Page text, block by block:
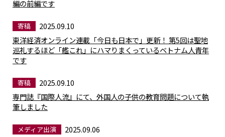
編の前編です
寄稿
2025.09.10
東洋経済オンライン連載「今日も日本で」更新！ 第5回は聖地
巡礼するほど「艦これ」にハマりまくっているベトナム人青年
です
寄稿
2025.09.10
専門誌『国際人流』にて、外国人の子供の教育問題について執
筆しました
メディア出演
2025.09.06